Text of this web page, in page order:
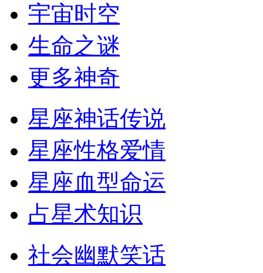
宇宙时空
生命之谜
更多神奇
星座神话传说
星座性格爱情
星座血型命运
占星术知识
社会幽默笑话